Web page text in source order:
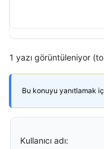
1 yazı görüntüleniyor
Bu konuyu yanıtlamak
Kullanıcı adı: